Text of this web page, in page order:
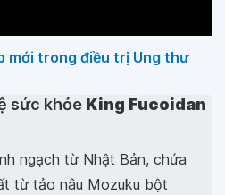
mới trong điều trị Ung thư
sức khỏe King Fucoidan
ngạch từ Nhật Bản, chứa
từ tảo nâu Mozuku bột